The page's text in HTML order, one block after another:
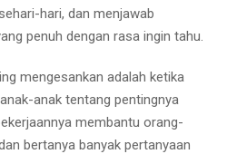
hari, dan menjawab
penuh dengan rasa ingin tahu.
mengesankan adalah ketika
anak tentang pentingnya
membantu orang-
bertanya banyak pertanyaan